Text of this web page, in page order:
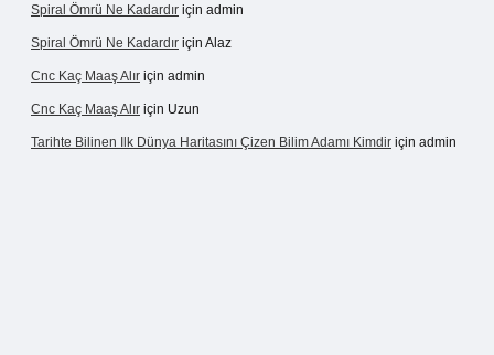
Spiral Ömrü Ne Kadardır için admin
Spiral Ömrü Ne Kadardır için Alaz
Cnc Kaç Maaş Alır için admin
Cnc Kaç Maaş Alır için Uzun
Tarihte Bilinen Ilk Dünya Haritasını Çizen Bilim Adamı Kimdir için admin